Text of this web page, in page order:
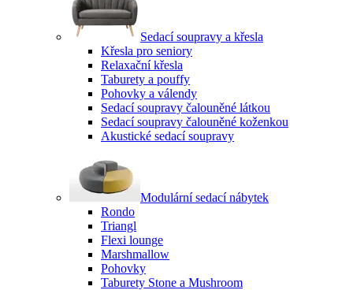
Sedací soupravy a křesla
Křesla pro seniory
Relaxační křesla
Taburety a pouffy
Pohovky a válendy
Sedací soupravy čalouněné látkou
Sedací soupravy čalouněné koženkou
Akustické sedací soupravy
Modulární sedací nábytek
Rondo
Triangl
Flexi lounge
Marshmallow
Pohovky
Taburety Stone a Mushroom